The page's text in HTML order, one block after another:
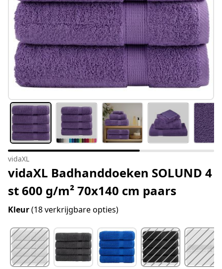
vidaXL
vidaXL Badhanddoeken SOLUND 4
st 600 g/m² 70x140 cm paars
Kleur(18 verkrijgbare opties)